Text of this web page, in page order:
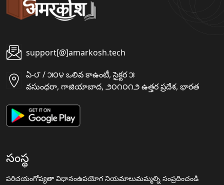
support[@]amarkosh.tech
ఏ-౮ / ౫౦౪ ఒలివ కాఉంటీ, సైక్టర ౫
వసుంధరా, గాజియాబాద, ౨౦౧౦౧౨ ఉత్తర ప్రదేశ, భారత
సంస్థ
పరిచయంగోప్యతా విధానంఉపయోగ నియమాలుమమ్మల్ని సంప్రదించండి